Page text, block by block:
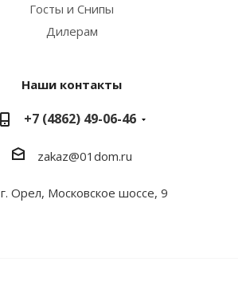
Госты и Снипы
Дилерам
Наши контакты
+7 (4862) 49-06-46
zakaz@01dom.ru
г. Орел, Московское шоссе, 9